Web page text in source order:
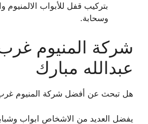
بتركيب قفل للأبواب الالمنيوم
وسحابة.
شركة المنيوم
عبدالله مبارك
هل تبحث عن أفضل شركة المنيوم غرب
يفضل العديد من الاشخاص ابواب